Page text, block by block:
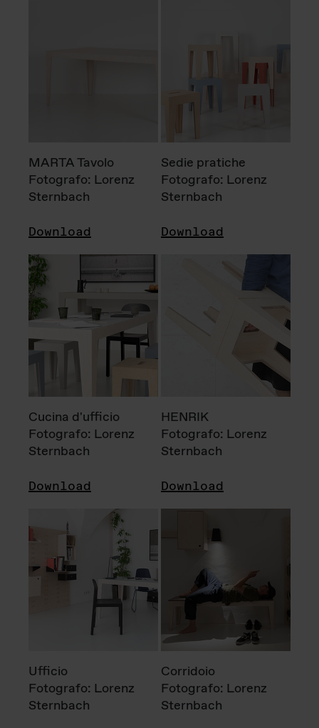
MARTA Tavolo
Fotografo: Lorenz
Sternbach
Download
Sedie pratiche
Fotografo: Lorenz
Sternbach
Download
Cucina d'ufficio
Fotografo: Lorenz
Sternbach
Download
HENRIK
Fotografo: Lorenz
Sternbach
Download
Ufficio
Fotografo: Lorenz
Sternbach
Corridoio
Fotografo: Lorenz
Sternbach